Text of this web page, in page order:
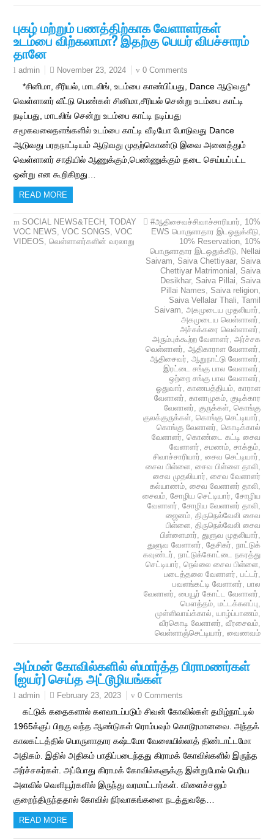
புகழ் மற்றும் பணத்திற்காக வேளாளர்கள்
உடம்பை விற்கலாமா? இதற்கு பெயர் விபச்சாரம்
தானே
admin November 23, 2024 0 Comments
*சினிமா, சீரியல், மாடலிங், உடம்பை காண்பிப்பது, Dance ஆடுவது*
வெள்ளாளர் வீட்டு பெண்கள் சினிமா,சீரியல் சென்று உடம்பை காட்டி
நடிப்பது, மாடலிங் சென்று உடம்பை காட்டி நடிப்பது
சமூகவலைதளங்களில் உடம்பை காட்டி வீடியோ போடுவது Dance
ஆடுவது பரதநாட்டியம் ஆடுவது முதற்கொண்டு இவை அனைத்தும்
வெள்ளாளர் சாதியில் ஆணுக்கும்,பெண்ணுக்கும் தடை செய்யப்பட்ட
ஒன்று என கூறிகிறது…
READ MORE
SOCIAL NEWS&TECH ,TODAY
VOC NEWS,VOC SONGS,VOC
VIDEOS,வெள்ளாளர்களின் வரலாறு
#ஆதிசைவச்சிவாச்சாரியார், 10%
EWS பொருளாதார இடஒதுக்கீடு,
10% Reservation, 10%
பொருளாதார இடஒதுக்கீடு, Nellai
Saivam, Saiva Chettiyaar, Saiva
Chettiyar Matrimonial , Saiva
Desikhar, Saiva Pillai, Saiva
Pillai Names, Saiva religion,
Saiva Vellalar Thali, Tamil
Saivam, அகமுடைய முதலியார்,
அகமுடைய வெள்ளாளர்,
அச்சுக்கரை வெள்ளாளர்,
அரும்புக்கூற்ற வேளாளர், அர்ச்சக
வெள்ளாளர், ஆதிகாராள வேளாளர்,
ஆதிசைவர், ஆறுநாட்டு வேளாளர்,
இரட்டை சங்கு பால வேளாளர்,
ஒற்றை சங்கு பால வேளாளர்,
ஓதுவார், காணபத்தியம், காராள
வேளாளர், காளாமுகம், குடிக்கார
வேளாளர், குருக்கள், கொங்கு
குலக்குருக்கள், கொங்கு செட்டியார்,
கொங்கு வேளாளர், கொடிக்கால்
வேளாளர், கொண்டை கட்டி சைவ
வேளாளர், சமணம், சாக்தம்,
சிவாச்சாரியார், சைவ செட்டியார்,
சைவ பிள்ளை, சைவ பிள்ளை தாலி,
சைவ முதலியார், சைவ வேளாளர்
கல்யாணம், சைவ வேளாளர் தாலி,
சைவம், சோழிய செட்டியார், சோழிய
வேளாளர், சோழிய வேளாளர் தாலி,
ஜைனம், திருநெல்வேலி சைவ
பிள்ளை, திருநெல்வேலி சைவ
பிள்ளைமார், துளுவ முதலியார்,
துளுவ வேளாளர், தேசிகர், நாட்டுக்
கவுண்டர், நாட்டுக்கோட்டை நகரத்து
செட்டியார், நெல்லை சைவ பிள்ளை,
படைத்தலை வேளாளர், பட்டர்,
பவளங்கட்டி வேளாளர், பால
வேளாளர், பையூர் கோட்ட வேளாளர்,
பௌத்தம், மட்டக்களப்பு,
முள்ளிவாய்க்கால், யாழ்ப்பாணம்,
வீரகொடி வேளாளர், வீரசைவம்,
வெள்ளாஞ்செட்டியார், வைணவம்
அம்மன் கோவில்களில் ஸ்மார்த்த பிராமணர்கள்
(ஐயர்) செய்த அட்டூழியங்கள்
admin February 23, 2023 0 Comments
கட்டுக் கதைகளால் களவாடப்படும் சிவன் கோவில்கள் தமிழ்நாட்டில்
1965க்குப் பிறகு வந்த ஆண்டுகள் ரொம்பவும் கொடூரமானவை. அந்தக்
காலகட்டத்தில் பொருளாதார கஷ்டமோ வேலையில்லாத் திண்டாட்டமோ
அதிகம். இதில் அதிகம் பாதிப்படைந்தது கிராமக் கோவில்களில் இருந்த
அர்ச்சகர்கள். அப்போது கிராமக் கோவில்களுக்கு இன்றுபோல் பெரிய
அளவில் வெளியூர்களில் இருந்து வரமாட்டார்கள். விளைச்சலும்
குறைந்திருந்ததால் கோவில் நிர்வாகங்களை நடத்துவதே…
READ MORE